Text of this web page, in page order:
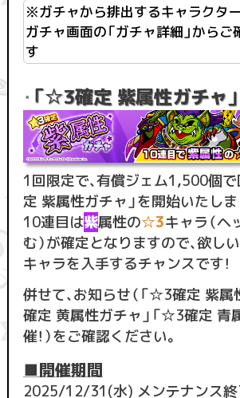
※ガチャから排出するキャラクター
ガチャ画面の「ガチャ詳細」から
す
・ 「☆3確定 紫属性ガチャ
1回限定で、有償ジェム1,500個
定 紫属性ガチャ」を開始いたしま
10連目は紫属性の☆3キャラ（ヘ
む）が確定となりますので、欲しい
キャラを入手するチャンスです！
併せて、お知らせ（「☆3確定 紫
確定 黄属性ガチャ」「☆3確定 青
催！）をご確認ください。
■開催期間
2025/12/31(水) メンテナンス終